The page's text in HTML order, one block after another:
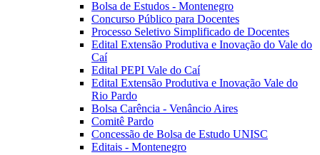
Bolsa de Estudos - Montenegro
Concurso Público para Docentes
Processo Seletivo Simplificado de Docentes
Edital Extensão Produtiva e Inovação do Vale do
Caí
Edital PEPI Vale do Caí
Edital Extensão Produtiva e Inovação Vale do
Rio Pardo
Bolsa Carência - Venâncio Aires
Comitê Pardo
Concessão de Bolsa de Estudo UNISC
Editais - Montenegro